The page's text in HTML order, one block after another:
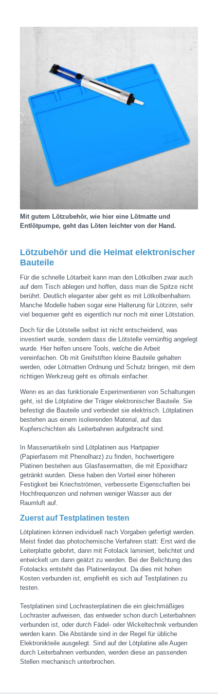
Mit gutem Lötzubehör, wie hier eine Lötmatte und
Entlötpumpe, geht das Löten leichter von der Hand.
Lötzubehör und die Heimat elektronischer
Bauteile
Für die schnelle Lötarbeit kann man den Lötkolben zwar auch
auf dem Tisch ablegen und hoffen, dass man die Spitze nicht
berührt. Deutlich eleganter aber geht es mit Lötkolbenhaltern.
Manche Modelle haben sogar eine Halterung für Lötzinn, sehr
viel bequemer geht es eigentlich nur noch mit einer Lötstation.
Doch für die Lötstelle selbst ist nicht entscheidend, was
investiert wurde, sondern dass die Lötstelle vernünftig angelegt
wurde. Hier helfen unsere Tools, welche die Arbeit
vereinfachen. Ob mit Greifstiften kleine Bauteile gehalten
werden, oder Lötmatten Ordnung und Schutz bringen, mit dem
richtigen Werkzeug geht es oftmals einfacher.
Wenn es an das funktionale Experimentieren von Schaltungen
geht, ist die Lötplatine der Träger elektronischer Bauteile. Sie
befestigt die Bauteile und verbindet sie elektrisch. Lötplatinen
bestehen aus einem isolierenden Material, auf das
Kupferschichten als Leiterbahnen aufgebracht sind.
In Massenartikeln sind Lötplatinen aus Hartpapier
(Papierfasern mit Phenolharz) zu finden, hochwertigere
Platinen bestehen aus Glasfasermatten, die mit Epoxidharz
getränkt wurden. Diese haben den Vorteil einer höheren
Festigkeit bei Kriechströmen, verbesserte Eigenschaften bei
Hochfrequenzen und nehmen weniger Wasser aus der
Raumluft auf.
Zuerst auf Testplatinen testen
Lötplatinen können individuell nach Vorgaben gefertigt werden.
Meist findet das photochemische Verfahren statt: Erst wird die
Leiterplatte gebohrt, dann mit Fotolack laminiert, belichtet und
entwickelt um dann geätzt zu werden. Bei der Belichtung des
Fotolacks entsteht das Platinenlayout. Da dies mit hohen
Kosten verbunden ist, empfiehlt es sich auf Testplatinen zu
testen.
Testplatinen sind Lochrasterplatinen die ein gleichmäßiges
Lochraster aufweisen, das entweder schon durch Leiterbahnen
verbunden ist, oder durch Fädel- oder Wickeltechnik verbunden
werden kann. Die Abstände sind in der Regel für übliche
Elektronikteile ausgelegt. Sind auf der Lötplatine alle Augen
durch Leiterbahnen verbunden, werden diese an passenden
Stellen mechanisch unterbrochen.